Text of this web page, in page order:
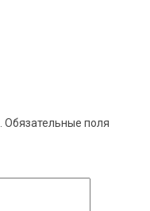
Обязательные поля